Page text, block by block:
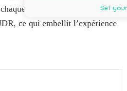
voix compte dans
ce qui embellit l’expérience
Set